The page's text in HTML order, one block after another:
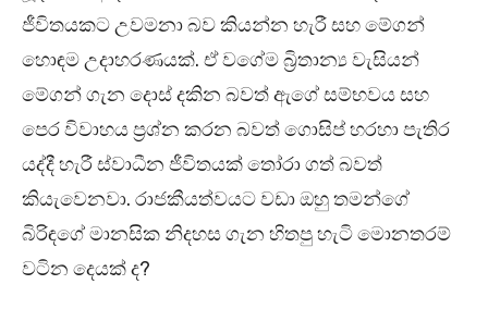
ජීවිතයකට උවමනා බව කියන්න හැරී සහ මේගන්
හොඳම උදාහරණයක්. ඒ වගේම බ්‍රිතාන්‍ය වැසියන්
මේගන් ගැන දොස් දකින බවත් ඇගේ සම්භවය සහ
පෙර විවාහය ප්‍රශ්න කරන බවත් ගොසිප් හරහා පැතිර
යද්දී හැරී ස්වාධීන ජීවිතයක් තෝරා ගත් බවත්
කියැවෙනවා. රාජකීයත්වයට වඩා ඔහු තමන්ගේ
බිරිඳගේ මානසික නිදහස ගැන හිතපු හැටි මොනතරම්
වටින දෙයක් ද?